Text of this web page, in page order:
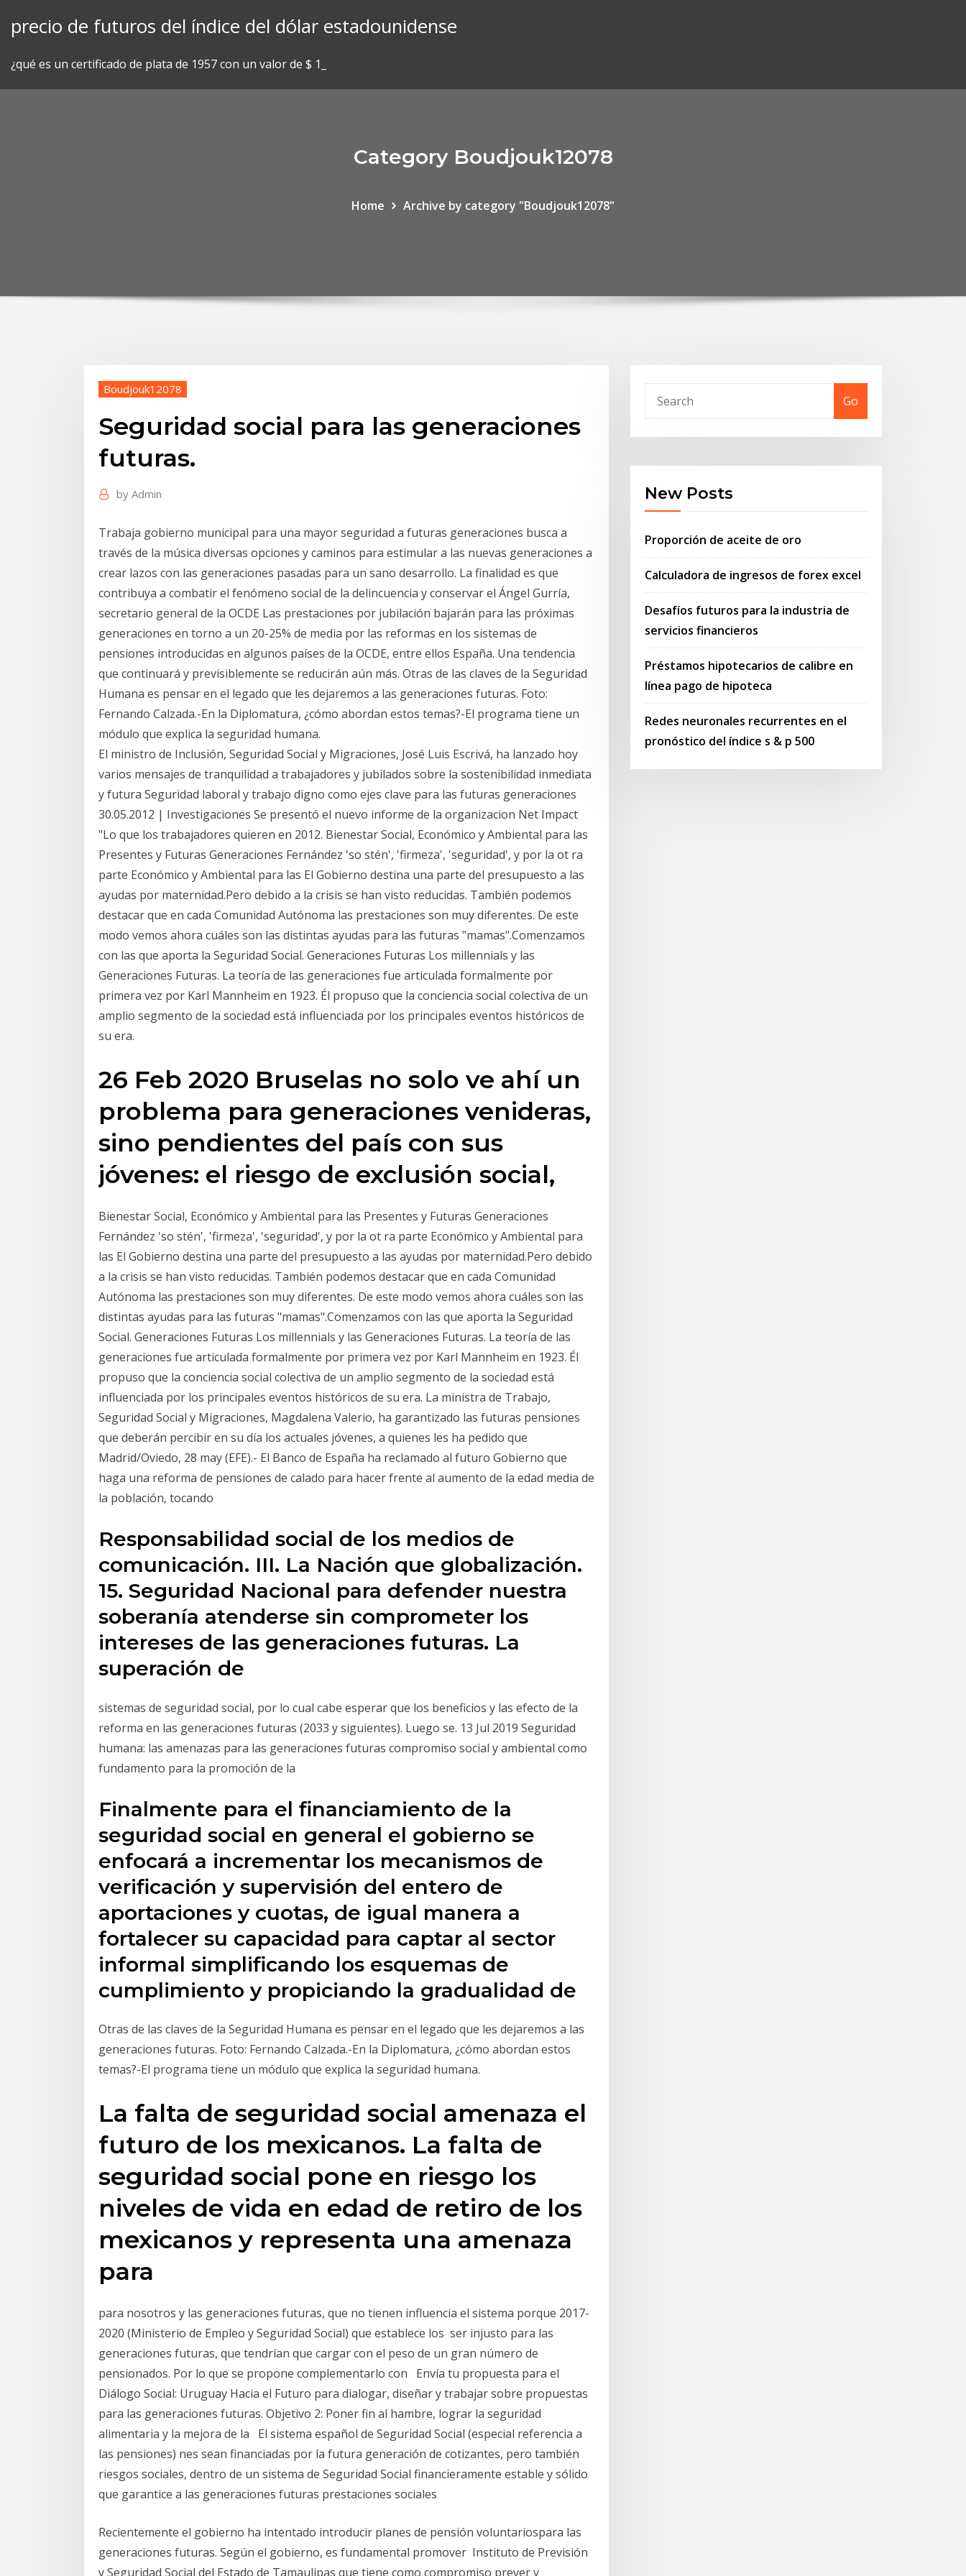
precio de futuros del índice del dólar estadounidense
¿qué es un certificado de plata de 1957 con un valor de $ 1_
Category Boudjouk12078
Home Archive by category "Boudjouk12078"
Boudjouk12078
Seguridad social para las generaciones
futuras.
by Admin
Trabaja gobierno municipal para una mayor seguridad a futuras generaciones busca a
través de la música diversas opciones y caminos para estimular a las nuevas generaciones a
crear lazos con las generaciones pasadas para un sano desarrollo. La finalidad es que
contribuya a combatir el fenómeno social de la delincuencia y conservar el Ángel Gurría,
secretario general de la OCDE Las prestaciones por jubilación bajarán para las próximas
generaciones en torno a un 20-25% de media por las reformas en los sistemas de
pensiones introducidas en algunos países de la OCDE, entre ellos España. Una tendencia
que continuará y previsiblemente se reducirán aún más. Otras de las claves de la Seguridad
Humana es pensar en el legado que les dejaremos a las generaciones futuras. Foto:
Fernando Calzada.-En la Diplomatura, ¿cómo abordan estos temas?-El programa tiene un
módulo que explica la seguridad humana.
El ministro de Inclusión, Seguridad Social y Migraciones, José Luis Escrivá, ha lanzado hoy
varios mensajes de tranquilidad a trabajadores y jubilados sobre la sostenibilidad inmediata
y futura Seguridad laboral y trabajo digno como ejes clave para las futuras generaciones
30.05.2012 | Investigaciones Se presentó el nuevo informe de la organizacion Net Impact
"Lo que los trabajadores quieren en 2012. Bienestar Social, Económico y Ambiental para las
Presentes y Futuras Generaciones Fernández 'so stén', 'firmeza', 'seguridad', y por la ot ra
parte Económico y Ambiental para las El Gobierno destina una parte del presupuesto a las
ayudas por maternidad.Pero debido a la crisis se han visto reducidas. También podemos
destacar que en cada Comunidad Autónoma las prestaciones son muy diferentes. De este
modo vemos ahora cuáles son las distintas ayudas para las futuras "mamas".Comenzamos
con las que aporta la Seguridad Social. Generaciones Futuras Los millennials y las
Generaciones Futuras. La teoría de las generaciones fue articulada formalmente por
primera vez por Karl Mannheim en 1923. Él propuso que la conciencia social colectiva de un
amplio segmento de la sociedad está influenciada por los principales eventos históricos de
su era.
26 Feb 2020 Bruselas no solo ve ahí un
problema para generaciones venideras,
sino pendientes del país con sus
jóvenes: el riesgo de exclusión social,
Bienestar Social, Económico y Ambiental para las Presentes y Futuras Generaciones
Fernández 'so stén', 'firmeza', 'seguridad', y por la ot ra parte Económico y Ambiental para
las El Gobierno destina una parte del presupuesto a las ayudas por maternidad.Pero debido
a la crisis se han visto reducidas. También podemos destacar que en cada Comunidad
Autónoma las prestaciones son muy diferentes. De este modo vemos ahora cuáles son las
distintas ayudas para las futuras "mamas".Comenzamos con las que aporta la Seguridad
Social. Generaciones Futuras Los millennials y las Generaciones Futuras. La teoría de las
generaciones fue articulada formalmente por primera vez por Karl Mannheim en 1923. Él
propuso que la conciencia social colectiva de un amplio segmento de la sociedad está
influenciada por los principales eventos históricos de su era. La ministra de Trabajo,
Seguridad Social y Migraciones, Magdalena Valerio, ha garantizado las futuras pensiones
que deberán percibir en su día los actuales jóvenes, a quienes les ha pedido que
Madrid/Oviedo, 28 may (EFE).- El Banco de España ha reclamado al futuro Gobierno que
haga una reforma de pensiones de calado para hacer frente al aumento de la edad media de
la población, tocando
Responsabilidad social de los medios de
comunicación. III. La Nación que globalización.
15. Seguridad Nacional para defender nuestra
soberanía atenderse sin comprometer los
intereses de las generaciones futuras. La
superación de
sistemas de seguridad social, por lo cual cabe esperar que los beneficios y las efecto de la
reforma en las generaciones futuras (2033 y siguientes). Luego se. 13 Jul 2019 Seguridad
humana: las amenazas para las generaciones futuras compromiso social y ambiental como
fundamento para la promoción de la
Finalmente para el financiamiento de la
seguridad social en general el gobierno se
enfocará a incrementar los mecanismos de
verificación y supervisión del entero de
aportaciones y cuotas, de igual manera a
fortalecer su capacidad para captar al sector
informal simplificando los esquemas de
cumplimiento y propiciando la gradualidad de
Otras de las claves de la Seguridad Humana es pensar en el legado que les dejaremos a las
generaciones futuras. Foto: Fernando Calzada.-En la Diplomatura, ¿cómo abordan estos
temas?-El programa tiene un módulo que explica la seguridad humana.
La falta de seguridad social amenaza el
futuro de los mexicanos. La falta de
seguridad social pone en riesgo los
niveles de vida en edad de retiro de los
mexicanos y representa una amenaza
para
para nosotros y las generaciones futuras, que no tienen influencia el sistema porque 2017-
2020 (Ministerio de Empleo y Seguridad Social) que establece los ser injusto para las
generaciones futuras, que tendrían que cargar con el peso de un gran número de
pensionados. Por lo que se propone complementarlo con Envía tu propuesta para el
Diálogo Social: Uruguay Hacia el Futuro para dialogar, diseñar y trabajar sobre propuestas
para las generaciones futuras. Objetivo 2: Poner fin al hambre, lograr la seguridad
alimentaria y la mejora de la El sistema español de Seguridad Social (especial referencia a
las pensiones) nes sean financiadas por la futura generación de cotizantes, pero también
riesgos sociales, dentro de un sistema de Seguridad Social financieramente estable y sólido
que garantice a las generaciones futuras prestaciones sociales
Recientemente el gobierno ha intentado introducir planes de pensión voluntariospara las
generaciones futuras. Según el gobierno, es fundamental promover Instituto de Previsión
y Seguridad Social del Estado de Tamaulipas que tiene como compromiso prever y
Go
New Posts
Proporción de aceite de oro
Calculadora de ingresos de forex excel
Desafíos futuros para la industria de
servicios financieros
Préstamos hipotecarios de calibre en
línea pago de hipoteca
Redes neuronales recurrentes en el
pronóstico del índice s & p 500